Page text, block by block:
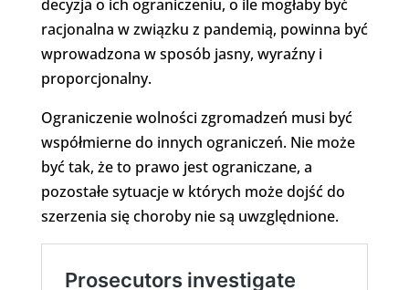
decyzja o ich ograniczeniu, o ile mogłaby być
racjonalna w związku z pandemią, powinna być
wprowadzona w sposób jasny, wyraźny i
proporcjonalny.
Ograniczenie wolności zgromadzeń musi być
współmierne do innych ograniczeń. Nie może
być tak, że to prawo jest ograniczane, a
pozostałe sytuacje w których może dojść do
szerzenia się choroby nie są uwzględnione.